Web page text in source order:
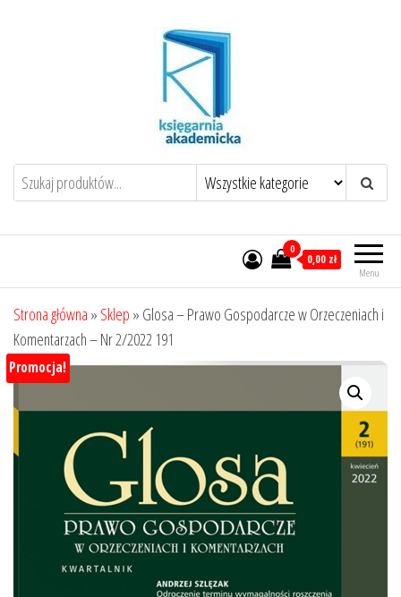
Menu
0
0,00 zł
Strona główna » Sklep » Glosa – Prawo Gospodarcze w Orzeczeniach i
Komentarzach – Nr 2/2022 191
Promocja!